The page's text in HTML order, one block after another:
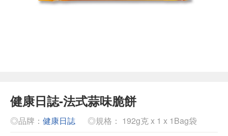
健康日誌-法式蒜味脆餅
◎品牌： 健康日誌 ◎規格： 192g克 x 1 x 1Bag袋